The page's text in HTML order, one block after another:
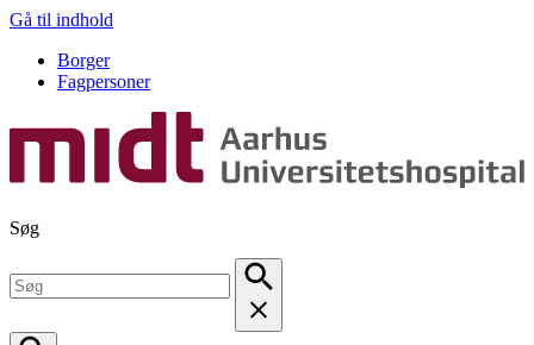
Gå til indhold
Borger
Fagpersoner
Søg